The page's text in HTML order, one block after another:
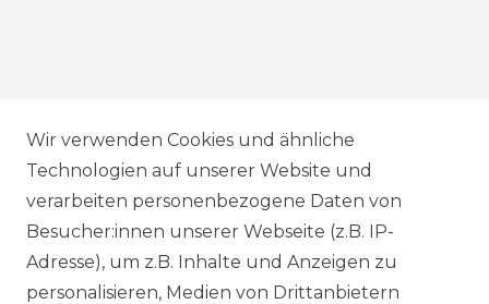
AGB
DATENSCHUTZERKLÄRUNG
Wir verwenden Cookies und ähnliche
Technologien auf unserer Website und
verarbeiten personenbezogene Daten von
Besucher:innen unserer Webseite (z.B. IP-
Adresse), um z.B. Inhalte und Anzeigen zu
personalisieren, Medien von Drittanbietern